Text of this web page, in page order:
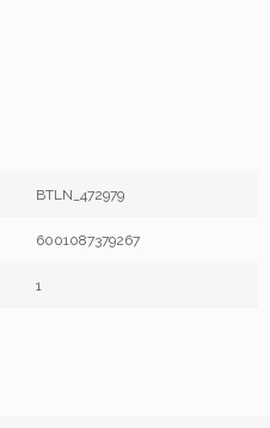
BTLN_472979
6001087379267
1